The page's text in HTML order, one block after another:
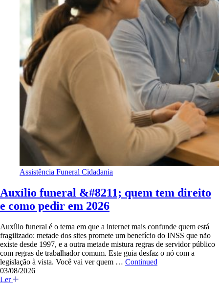
Assistência Funeral Cidadania
Auxílio funeral &#8211; quem tem direito
e como pedir em 2026
Auxílio funeral é o tema em que a internet mais confunde quem está
fragilizado: metade dos sites promete um benefício do INSS que não
existe desde 1997, e a outra metade mistura regras de servidor público
com regras de trabalhador comum. Este guia desfaz o nó com a
legislação à vista. Você vai ver quem … Continued
03/08/2026
Ler